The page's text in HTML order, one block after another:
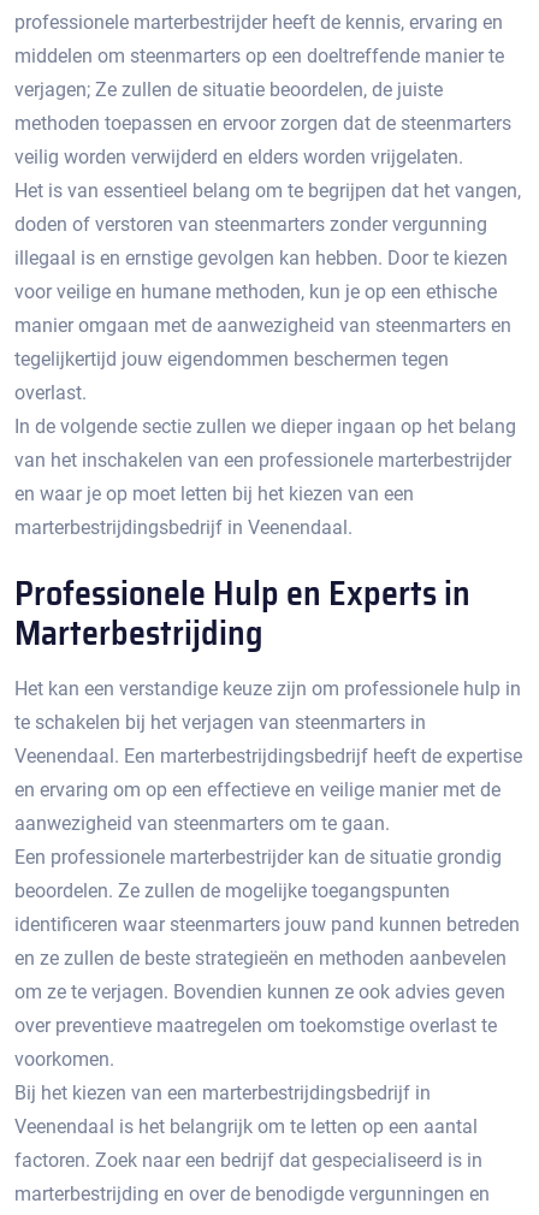
professionele marterbestrijder heeft de kennis, ervaring en
middelen om steenmarters op een doeltreffende manier te
verjagen; Ze zullen de situatie beoordelen, de juiste
methoden toepassen en ervoor zorgen dat de steenmarters
veilig worden verwijderd en elders worden vrijgelaten.​
Het is van essentieel belang om te begrijpen dat het vangen,
doden of verstoren van steenmarters zonder vergunning
illegaal is en ernstige gevolgen kan hebben.​ Door te kiezen
voor veilige en humane methoden, kun je op een ethische
manier omgaan met de aanwezigheid van steenmarters en
tegelijkertijd jouw eigendommen beschermen tegen
overlast.​
In de volgende sectie zullen we dieper ingaan op het belang
van het inschakelen van een professionele marterbestrijder
en waar je op moet letten bij het kiezen van een
marterbestrijdingsbedrijf in Veenendaal.
Professionele Hulp en Experts in
Marterbestrijding
Het kan een verstandige keuze zijn om professionele hulp in
te schakelen bij het verjagen van steenmarters in
Veenendaal.​ Een marterbestrijdingsbedrijf heeft de expertise
en ervaring om op een effectieve en veilige manier met de
aanwezigheid van steenmarters om te gaan.​
Een professionele marterbestrijder kan de situatie grondig
beoordelen.​ Ze zullen de mogelijke toegangspunten
identificeren waar steenmarters jouw pand kunnen betreden
en ze zullen de beste strategieën en methoden aanbevelen
om ze te verjagen.​ Bovendien kunnen ze ook advies geven
over preventieve maatregelen om toekomstige overlast te
voorkomen.​
Bij het kiezen van een marterbestrijdingsbedrijf in
Veenendaal is het belangrijk om te letten op een aantal
factoren.​ Zoek naar een bedrijf dat gespecialiseerd is in
marterbestrijding en over de benodigde vergunningen en